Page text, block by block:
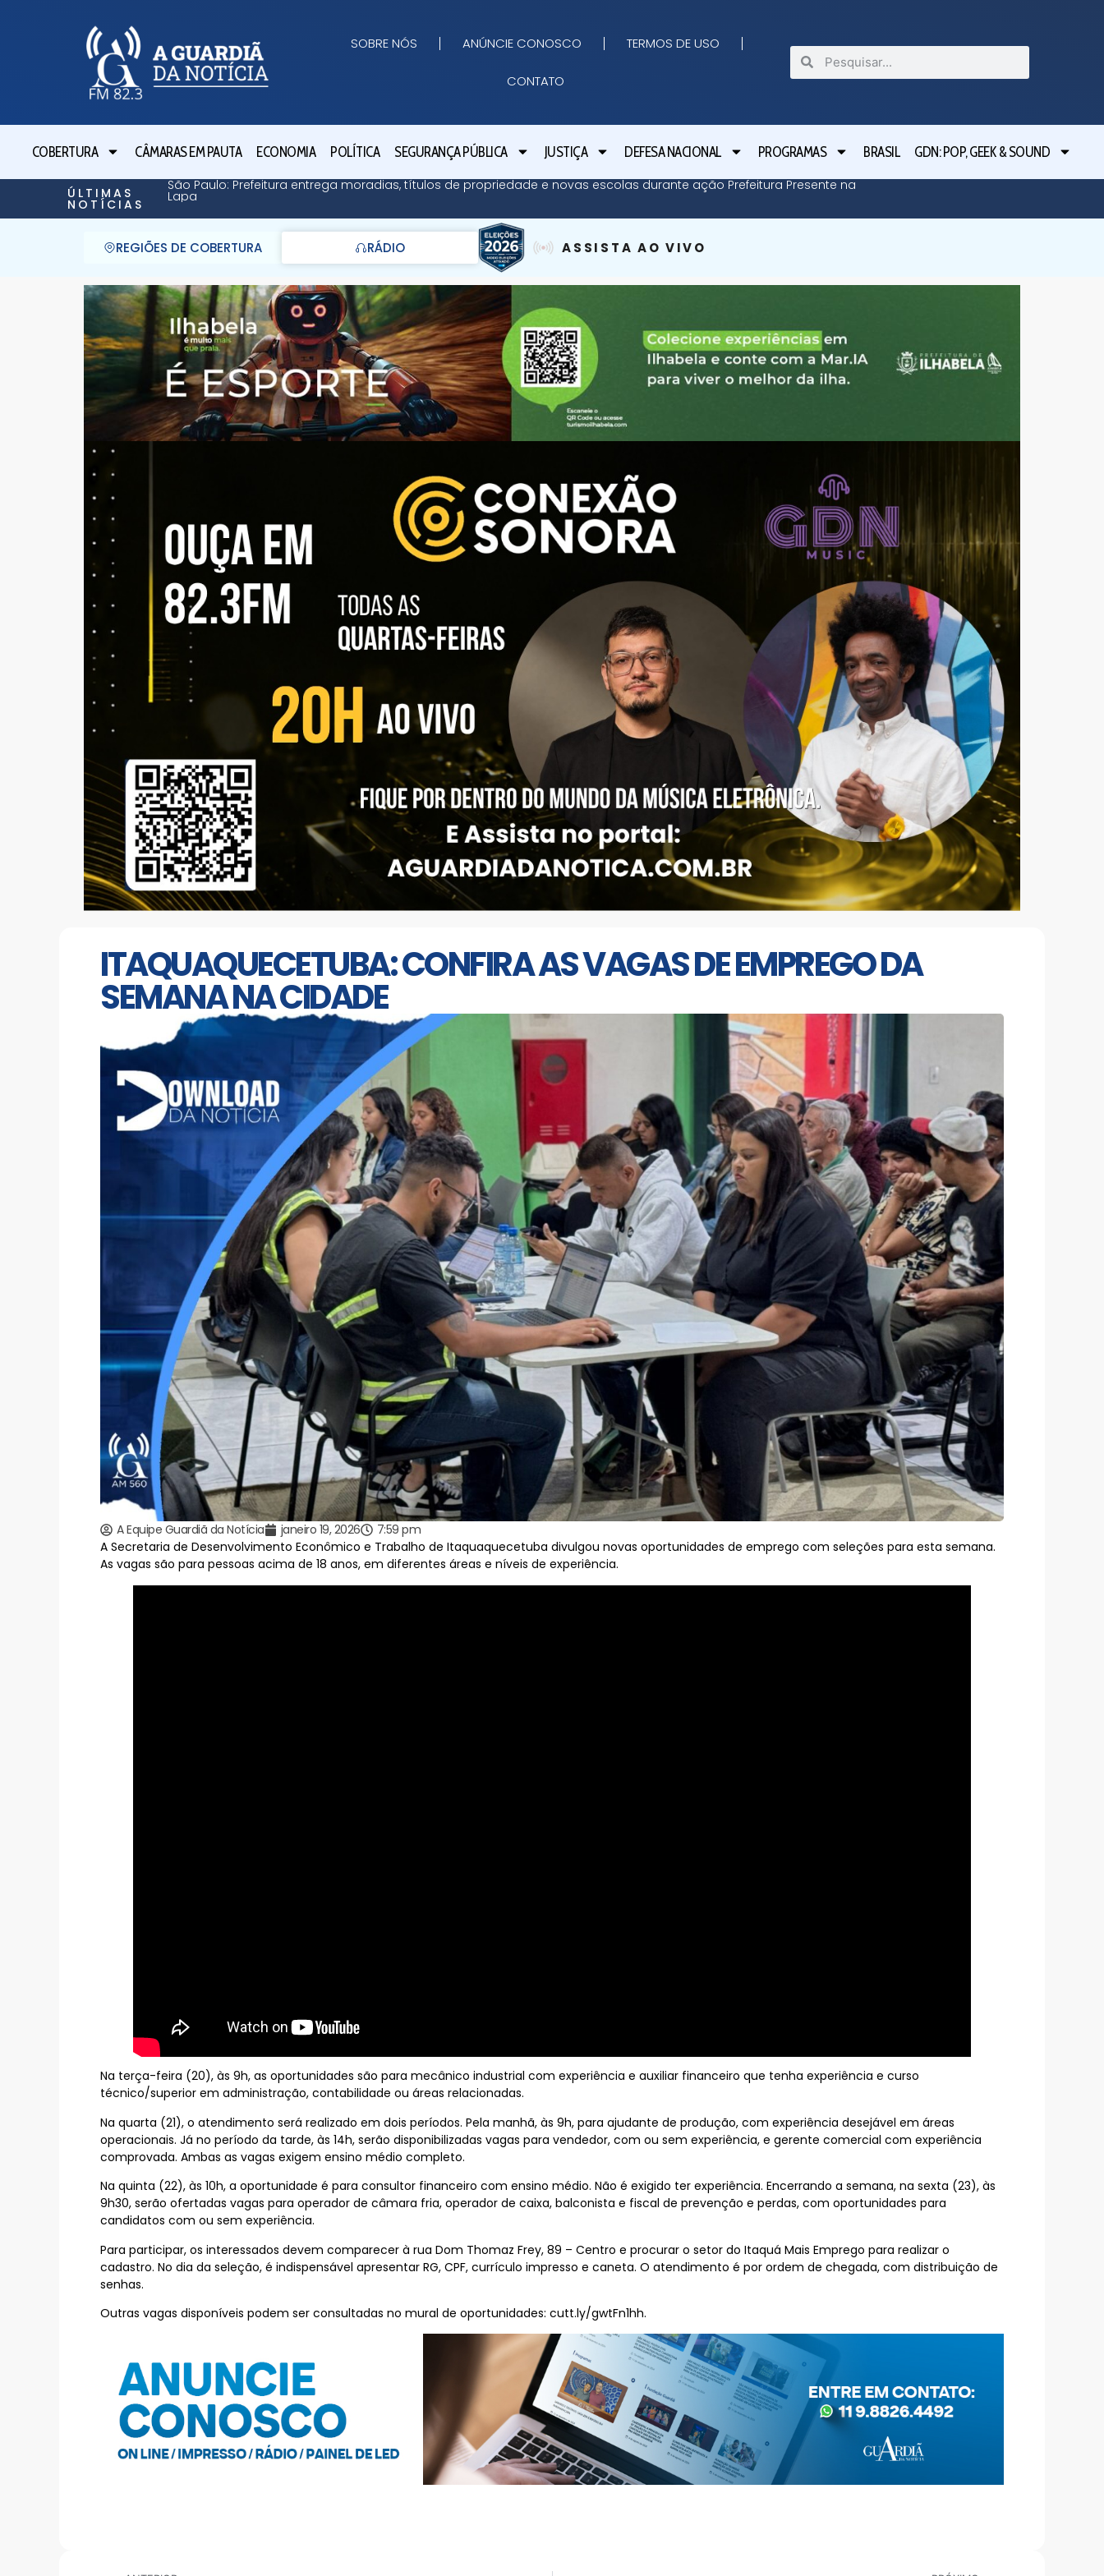
SOBRE NÓS ANÚNCIE CONOSCO TERMOS DE USO
CONTATO
COBERTURA CÂMARAS EM PAUTA ECONOMIA POLÍTICA SEGURANÇA PÚBLICA JUSTIÇA DEFESA NACIONAL PROGRAMAS BRASIL GDN: POP, GEEK & SOUND
ÚLTIMAS
NOTÍCIAS
São Paulo: Prefeitura entrega moradias, títulos de propriedade e novas escolas durante ação Prefeitura Presente na
Lapa
REGIÕES DE COBERTURA RÁDIO ASSISTA AO VIVO
ITAQUAQUECETUBA: CONFIRA AS VAGAS DE EMPREGO DA
SEMANA NA CIDADE
A Equipe Guardiã da Notícia janeiro 19, 2026
7:59 pm
A Secretaria de Desenvolvimento Econômico e Trabalho de Itaquaquecetuba divulgou novas oportunidades de emprego com seleções para esta semana.
As vagas são para pessoas acima de 18 anos, em diferentes áreas e níveis de experiência.
Na terça-feira (20), às 9h, as oportunidades são para mecânico industrial com experiência e auxiliar financeiro que tenha experiência e curso
técnico/superior em administração, contabilidade ou áreas relacionadas.
Na quarta (21), o atendimento será realizado em dois períodos. Pela manhã, às 9h, para ajudante de produção, com experiência desejável em áreas
operacionais. Já no período da tarde, às 14h, serão disponibilizadas vagas para vendedor, com ou sem experiência, e gerente comercial com experiência
comprovada. Ambas as vagas exigem ensino médio completo.
Na quinta (22), às 10h, a oportunidade é para consultor financeiro com ensino médio. Não é exigido ter experiência. Encerrando a semana, na sexta (23), às
9h30, serão ofertadas vagas para operador de câmara fria, operador de caixa, balconista e fiscal de prevenção e perdas, com oportunidades para
candidatos com ou sem experiência.
Para participar, os interessados devem comparecer à rua Dom Thomaz Frey, 89 – Centro e procurar o setor do Itaquá Mais Emprego para realizar o
cadastro. No dia da seleção, é indispensável apresentar RG, CPF, currículo impresso e caneta. O atendimento é por ordem de chegada, com distribuição de
senhas.
Outras vagas disponíveis podem ser consultadas no mural de oportunidades: cutt.ly/gwtFn1hh.